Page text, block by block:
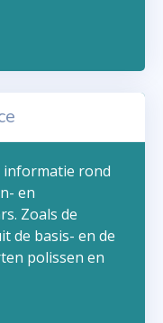
informatie rond
en
Zoals de
de basis- en de
polissen en